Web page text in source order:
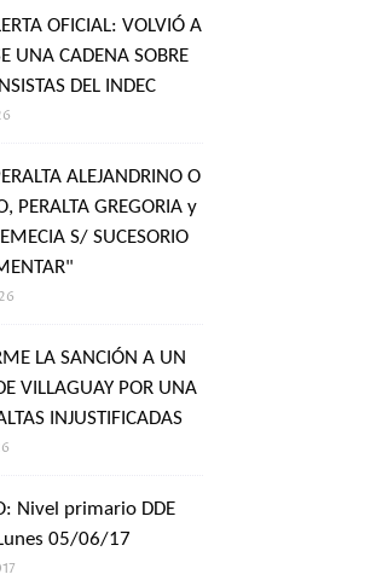
OFICIAL: VOLVIÓ A
UNA CADENA SOBRE
DEL INDEC
ALEJANDRINO O
PERALTA GREGORIA y
S/ SUCESORIO
LA SANCIÓN A UN
VILLAGUAY POR UNA
INJUSTIFICADAS
Nivel primario DDE
05/06/17